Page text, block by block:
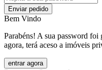
Enviar pedido
Bem Vindo
Parabéns! A sua password foi
agora, terá aceso a imóveis
entrar agora